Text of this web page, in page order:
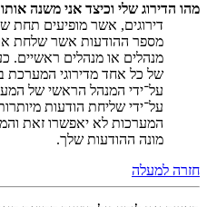
מהו הדירוג שלי וכיצד אני משנה
דירוגים, אשר מופיעים
מספר ההודעות אשר שלחת
מנהלים או מנהלים ראשיים.
של כל אחד מדירוגי המערכת
על־ידי המנהל הראשי של
על־ידי שליחת הודעות
המערכות לא יאפשרו זאת
מונה ההודעות שלך.
חזרה למעלה